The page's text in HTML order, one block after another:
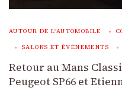
AUTOUR DE L'AUTOMOBILE
SALONS ET ÉVÉNEMENTS
Retour au Mans
Peugeot SP66 et